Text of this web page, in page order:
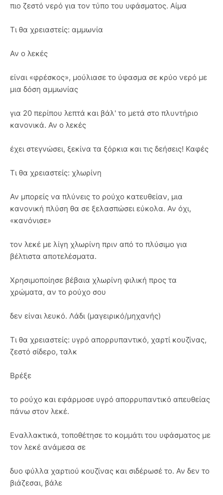
πιο ζεστό νερό για τον τύπο του υφάσματος. Αίμα
Τι θα χρειαστείς: αμμωνία
Αν ο λεκές
είναι «φρέσκος», μούλιασε το ύφασμα σε κρύο νερό με
μια δόση αμμωνίας
για 20 περίπου λεπτά και βάλ' το μετά στο πλυντήριο
κανονικά. Αν ο λεκές
έχει στεγνώσει, ξεκίνα τα ξόρκια και τις δεήσεις! Καφές
Τι θα χρειαστείς: χλωρίνη
Αν μπορείς να πλύνεις το ρούχο κατευθείαν, μια
κανονική πλύση θα σε ξελασπώσει εύκολα. Αν όχι,
«κανόνισε»
τον λεκέ με λίγη χλωρίνη πριν από το πλύσιμο για
βέλτιστα αποτελέσματα.
Χρησιμοποίησε βέβαια χλωρίνη φιλική προς τα
χρώματα, αν το ρούχο σου
δεν είναι λευκό. Λάδι (μαγειρικό/μηχανής)
Τι θα χρειαστείς: υγρό απορρυπαντικό, χαρτί κουζίνας,
ζεστό σίδερο, ταλκ
Βρέξε
το ρούχο και εφάρμοσε υγρό απορρυπαντικό απευθείας
πάνω στον λεκέ.
Εναλλακτικά, τοποθέτησε το κομμάτι του υφάσματος με
τον λεκέ ανάμεσα σε
δυο φύλλα χαρτιού κουζίνας και σιδέρωσέ το. Αν δεν το
βιάζεσαι, βάλε